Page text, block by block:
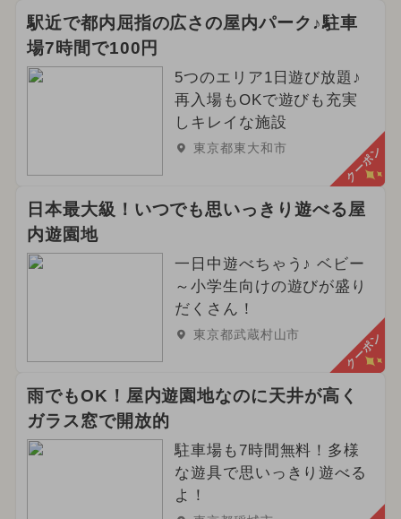
駅近で都内屈指の広さの屋内パーク♪駐車
場7時間で100円
5つのエリア1日遊び放題♪
再入場もOKで遊びも充実
しキレイな施設
東京都東大和市 クーポン
日本最大級！いつでも思いっきり遊べる屋
内遊園地
一日中遊べちゃう♪ ベビー
～小学生向けの遊びが盛り
だくさん！
東京都武蔵村山市 クーポン
雨でもOK！屋内遊園地なのに天井が高く
ガラス窓で開放的
駐車場も7時間無料！多様
な遊具で思いっきり遊べる
よ！